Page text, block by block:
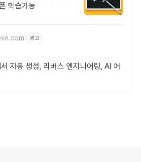
학습가능
광고
자동 생성, 리버스 엔지니어링, AI 어